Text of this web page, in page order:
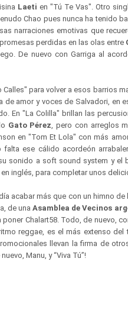
Laeti en "Tú Te Vas". Otro
Chao pues nunca ha tenido
narraciones emotivas que
perdidas en las olas entre
De nuevo con Garriga al
Calles" para volver a esos barrios
de amor y voces de Salvadori, en
En "La Colilla" brillan las
Gato Pérez, pero con arreglos
en "Tom Et Lola" con más
ese cálido acordeón
sonido a soft sound system y el
inglés, para completar unos
acabar más que con un himno
de unaAsamblea de Vecinos
Chalart58. Todo, de nuevo,
reggae, es el más extenso
llevan la firma de
Manu, y “Viva Tú”!